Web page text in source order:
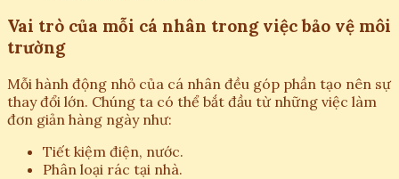
Vai trò của mỗi cá nhân trong việc bảo vệ môi
trường
Mỗi hành động nhỏ của cá nhân đều góp phần tạo nên sự
thay đổi lớn. Chúng ta có thể bắt đầu từ những việc làm
đơn giản hàng ngày như:
Tiết kiệm điện, nước.
Phân loại rác tại nhà.